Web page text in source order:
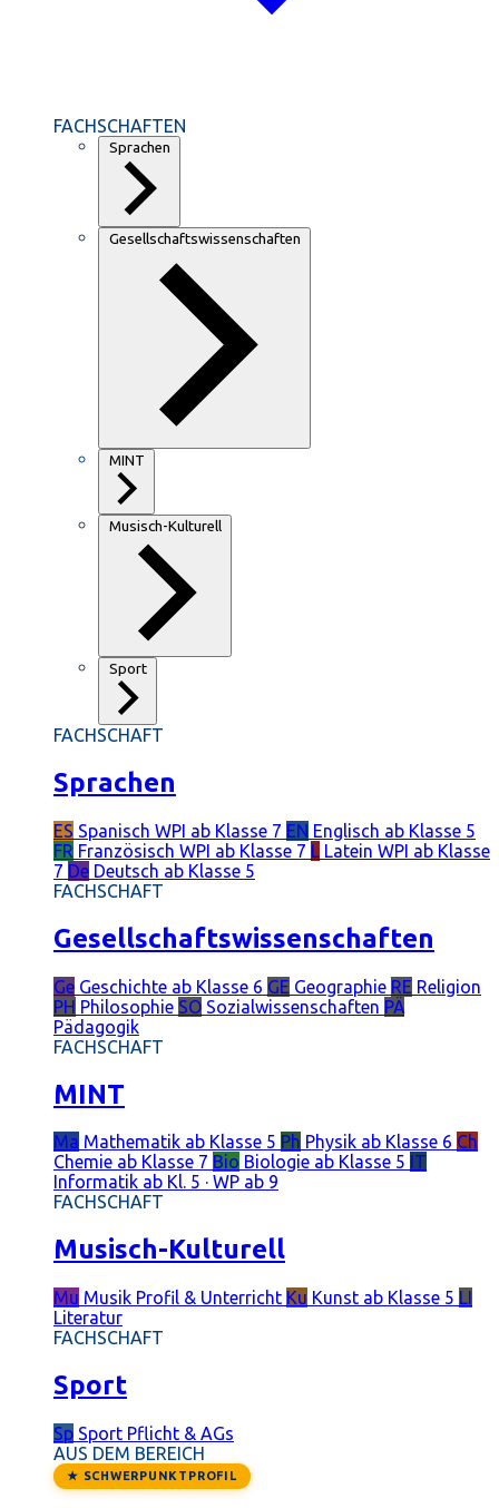
FACHSCHAFTEN
Sprachen
Gesellschaftswissenschaften
MINT
Musisch-Kulturell
Sport
FACHSCHAFT
Sprachen
ES Spanisch WPI ab Klasse 7 EN Englisch ab Klasse 5
FR Französisch WPI ab Klasse 7 L Latein WPI ab Klasse
7 De Deutsch ab Klasse 5
FACHSCHAFT
Gesellschaftswissenschaften
Ge Geschichte ab Klasse 6 GE Geographie RE Religion
PH Philosophie SO Sozialwissenschaften PÄ
Pädagogik
FACHSCHAFT
MINT
Ma Mathematik ab Klasse 5 Ph Physik ab Klasse 6 Ch
Chemie ab Klasse 7 Bio Biologie ab Klasse 5 IT
Informatik ab Kl. 5 · WP ab 9
FACHSCHAFT
Musisch-Kulturell
Mu Musik Profil & Unterricht Ku Kunst ab Klasse 5 LI
Literatur
FACHSCHAFT
Sport
Sp Sport Pflicht & AGs
AUS DEM BEREICH
★ SCHWERPUNKTPROFIL